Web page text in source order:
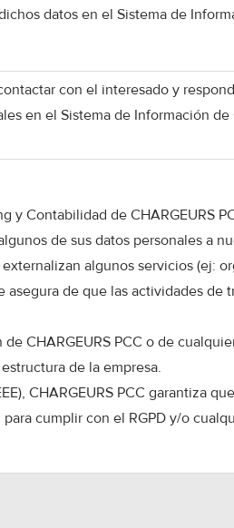
datos en el Sistema de
con el interesado y
en el Sistema de Información de
Contabilidad de CHARGEURS
de sus datos personales a
algunos servicios (ej:
de que las actividades
CHARGEURS PCC o de
de la empresa.
CHARGEURS PCC garantiza
cumplir con el RGPD y/o